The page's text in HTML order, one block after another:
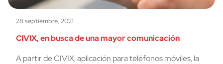
28 septiembre, 2021
CIVIX, en busca de una mayor comunicación
A partir de CIVIX, aplicación para teléfonos móviles, la